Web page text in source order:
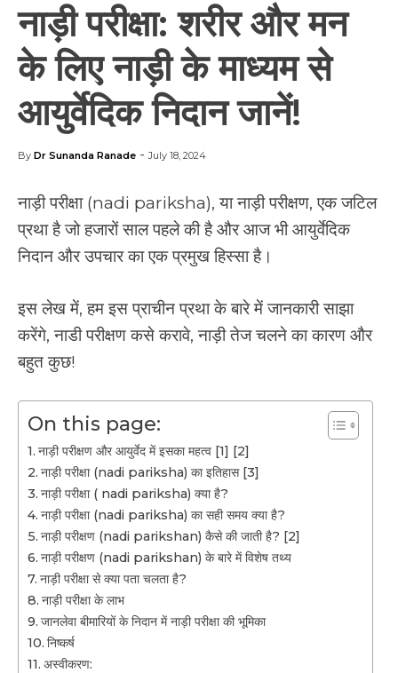
नाड़ी परीक्षा: शरीर और मन
के लिए नाड़ी के माध्यम से
आयुर्वेदिक निदान जानें!
By Dr Sunanda Ranade -July 18, 2024
नाड़ी परीक्षा (nadi pariksha), या नाड़ी परीक्षण, एक जटिल
प्रथा है जो हजारों साल पहले की है और आज भी आयुर्वेदिक
निदान और उपचार का एक प्रमुख हिस्सा है।
इस लेख में, हम इस प्राचीन प्रथा के बारे में जानकारी साझा
करेंगे, नाडी परीक्षण कसे करावे, नाड़ी तेज चलने का कारण और
बहुत कुछ!
On this page:
नाड़ी परीक्षण और आयुर्वेद में इसका महत्व [1] [2]
नाड़ी परीक्षा (nadi pariksha) का इतिहास [3]
नाड़ी परीक्षा ( nadi pariksha) क्या है?
नाड़ी परीक्षा (nadi pariksha) का सही समय क्या है?
नाड़ी परीक्षण (nadi parikshan) कैसे की जाती है? [2]
नाड़ी परीक्षण (nadi parikshan) के बारे में विशेष तथ्य
नाड़ी परीक्षा से क्या पता चलता है?
नाड़ी परीक्षा के लाभ
जानलेवा बीमारियों के निदान में नाड़ी परीक्षा की भूमिका
निष्कर्ष
अस्वीकरण: